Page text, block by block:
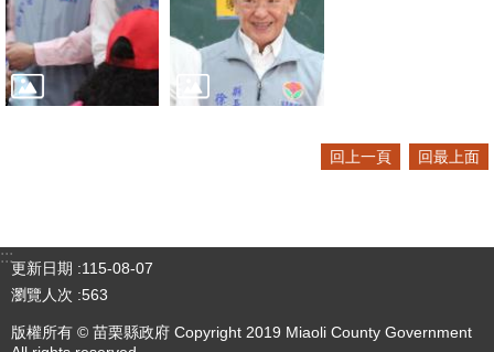
回上一頁 回最上面
:::
更新日期
115-08-07
瀏覽人次 563
版權所有 © 苗栗縣政府 Copyright 2019 Miaoli County Government